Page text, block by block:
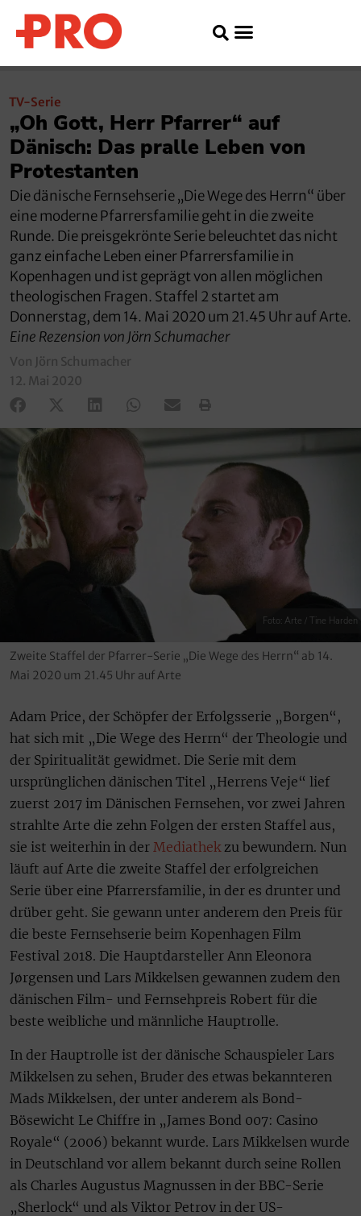
TV-Serie
„Oh Gott, Herr Pfarrer“ auf
Dänisch: Das pralle Leben von
Protestanten
Die dänische Fernsehserie „Die Wege des Herrn“ über
eine moderne Pfarrersfamilie geht in die zweite
Runde. Die preisgekrönte Serie beleuchtet das nicht
ganz einfache Leben einer Pfarrersfamilie in
Kopenhagen und ist geprägt von allen möglichen
theologischen Fragen. Staffel 2 startet am
Donnerstag, dem 14. Mai 2020 um 21.45 Uhr auf Arte.
Eine Rezension von Jörn Schumacher
Von Jörn Schumacher
12. Mai 2020
Foto: Arte / Tine Harden
Zweite Staffel der Pfarrer-Serie „Die Wege des Herrn“ ab 14.
Mai 2020 um 21.45 Uhr auf Arte
Adam Price, der Schöpfer der Erfolgsserie „Borgen“,
hat sich mit „Die Wege des Herrn“ der Theologie und
der Spiritualität gewidmet. Die Serie mit dem
ursprünglichen dänischen Titel „Herrens Veje“ lief
zuerst 2017 im Dänischen Fernsehen, vor zwei Jahren
strahlte Arte die zehn Folgen der ersten Staffel aus,
sie ist weiterhin in der Mediathekzu bewundern. Nun
läuft auf Arte die zweite Staffel der erfolgreichen
Serie über eine Pfarrersfamilie, in der es drunter und
drüber geht. Sie gewann unter anderem den Preis für
die beste Fernsehserie beim Kopenhagen Film
Festival 2018. Die Hauptdarsteller Ann Eleonora
Jørgensen und Lars Mikkelsen gewannen zudem den
dänischen Film- und Fernsehpreis Robert für die
beste weibliche und männliche Hauptrolle.
In der Hauptrolle ist der dänische Schauspieler Lars
Mikkelsen zu sehen, Bruder des etwas bekannteren
Mads Mikkelsen, der unter anderem als Bond-
Bösewicht Le Chiffre in „James Bond 007: Casino
Royale“ (2006) bekannt wurde. Lars Mikkelsen wurde
in Deutschland vor allem bekannt durch seine Rollen
als Charles Augustus Magnussen in der BBC-Serie
„Sherlock“ und als Viktor Petrov in der US-